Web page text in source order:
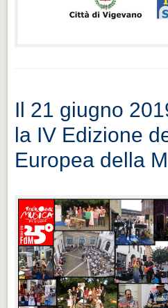
Il 21 giugno
la IV Edizione
Europea della